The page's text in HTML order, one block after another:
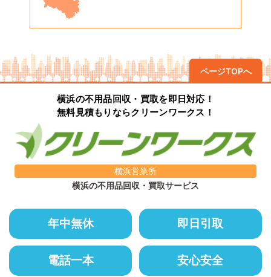
ページTOPへ
横浜の不用品回収・買取を即日対応！
無料見積もりならクリーンワークス！
横浜営業所
横浜の不用品回収・買取サービス
年中無休 即日引取
電話一本 安心安全